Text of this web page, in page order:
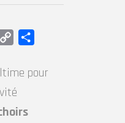
Copy
pour